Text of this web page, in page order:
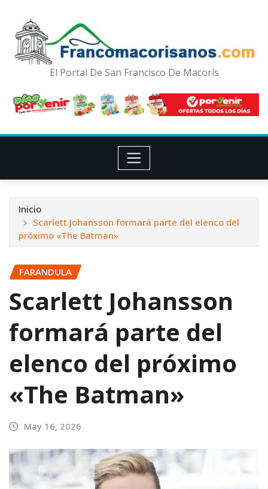
El Portal De San Francisco De Macorís
Inicio
Scarlett Johansson formará parte del elenco del
próximo «The Batman»
FARANDULA
Scarlett Johansson
formará parte del
elenco del próximo
«The Batman»
May 16, 2026